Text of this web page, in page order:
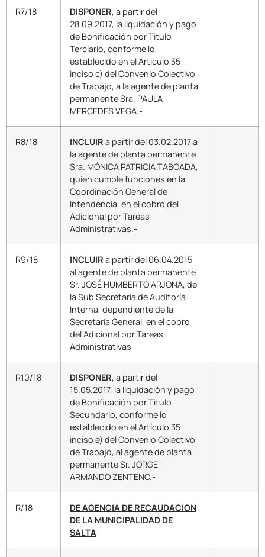
R7/18 DISPONER, a partir del
28.09.2017, la liquidación y pago
de Bonificación por Titulo
Terciario, conforme lo
establecido en el Articulo 35
inciso c) del Convenio Colectivo
de Trabajo, a la agente de planta
permanente Sra. PAULA
MERCEDES VEGA.-
R8/18 INCLUIR a partir del 03.02.2017 a
la agente de planta permanente
Sra. MÓNICA PATRICIA TABOADA,
quien cumple funciones en la
Coordinación General de
Intendencia, en el cobro del
Adicional por Tareas
Administrativas.-
R9/18 INCLUIR a partir del 06.04.2015
al agente de planta permanente
Sr. JOSÉ HUMBERTO ARJONA, de
la Sub Secretaría de Auditoría
Interna, dependiente de la
Secretaría General, en el cobro
del Adicional por Tareas
Administrativas
R10/18 DISPONER, a partir del
15.05.2017, la liquidación y pago
de Bonificación por Titulo
Secundario, conforme lo
establecido en el Artículo 35
inciso e) del Convenio Colectivo
de Trabajo, al agente de planta
permanente Sr. JORGE
ARMANDO ZENTENO.-
R/18
DE AGENCIA DE RECAUDACION
DE LA MUNICIPALIDAD DE
SALTA